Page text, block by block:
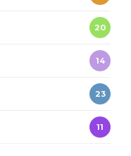
20
14
23
11